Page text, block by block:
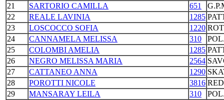
21
SARTORIO CAMILLA 651
22
REALE LAVINIA 1285
23
LOSCOCCO SOFIA 1220
24
CANNAMELA MELISSA 310
25
COLOMBI AMELIA 1285
26
NEGRO MELISSA MARIA 2564
27
CATTANEO ANNA 1290
28
POROTTI NICOLE 3816
29
MANSARAY LEILA 310